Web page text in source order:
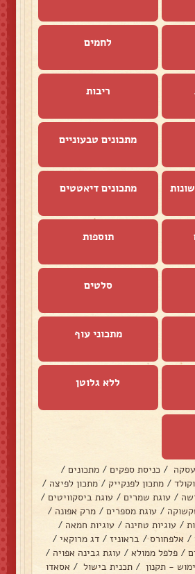
לחמים
ריבות
מתכונים טבעוניים
מתכונים דיאטטים
תוספות
סלטים
מתכוני עוף
ללא גלוטן
/ כניסת ספקים / מתכונים /
/ מתכון לפנקייק / מתכון לפיצה /
/ עוגת שמרים / עוגת ביסקוויטים /
/ עוגת מספרים / מרק אפונה /
/ עוגיות טחינה / עוגיות חמאה /
/ אלפחורס/ בראוניז / דג מרוקאי /
/ פלפל ממולא / עוגת גבינה אפויה /
- תקנון / תכנית בישול / אסאדו